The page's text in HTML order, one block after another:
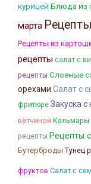
курицей Блюда из
марта
Рецепты из
рецепты салат с
рецепты Слоеные
орехами Салат с
фритюре Закуска
ветчиной Кальмары
рецепты Рецепты
Бутерброды Тунец
фруктов Салат с